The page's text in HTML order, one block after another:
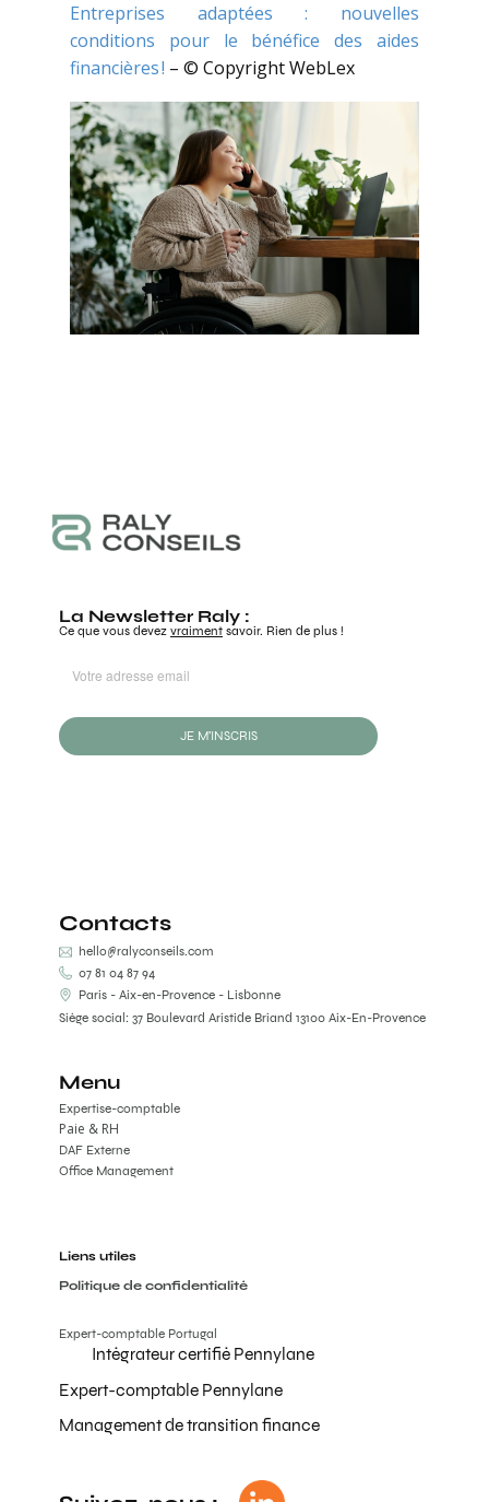
Entreprises adaptées : nouvelles
conditions pour le bénéfice des aides
financières ! – © Copyright WebLex
La Newsletter Raly :
Ce que vous devez vraiment savoir. Rien de plus !
JE M'INSCRIS
Contacts
hello@ralyconseils.com
07 81 04 87 94
Paris - Aix-en-Provence - Lisbonne
Siège social: 37 Boulevard Aristide Briand 13100 Aix-En-Provence
Menu
Expertise-comptable
DAF Externe
Office Management
Paie & RH
Liens utiles
Politique de confidentialité
Expert-comptable Portugal
Intégrateur certifié Pennylane
Expert-comptable Pennylane
Management de transition finance